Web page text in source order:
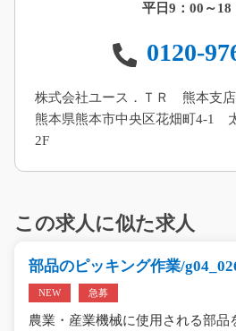
平日9：00～18
0120-
株式会社ユース．ＴＲ 熊本支店
熊本県熊本市中央区花畑町4-1
2F
この求人に似た求人
部品のピッキング作業/
NEW 急募
農業・産業機械に使用される部品